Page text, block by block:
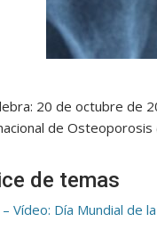
20 de octubre de
de Osteoporosis
de temas
– Vídeo: Día Mundial de